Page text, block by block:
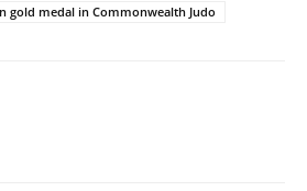
gold medal in Commonwealth Judo